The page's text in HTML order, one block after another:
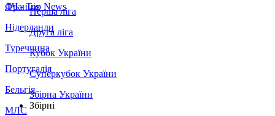
Франція
Нідерланди
Туреччина
Португалія
Бельгія
МЛС
ЛЧ - Top News
Перша ліга
Друга ліга
Кубок України
Суперкубок України
Збірна України
Збірні